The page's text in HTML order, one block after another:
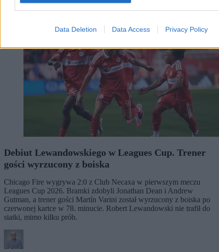
Data Deletion Data Access Privacy Policy
Debiut Lewandowskiego w Leagues Cup. Trener
gości wyrzucony z boiska
Chicago Fire wygrywa 2:0 z Club Necaxa w pierwszym meczu
Leagues Cup 2026. Bramki zdobyli Jonathan Dean i Andrew
Gutman, a trener gości Martín Varini został wyrzucony z boiska po
czerwonej kartce w 78. minucie. Robert Lewandowski nie trafił do
siatki, mimo kilku prób.